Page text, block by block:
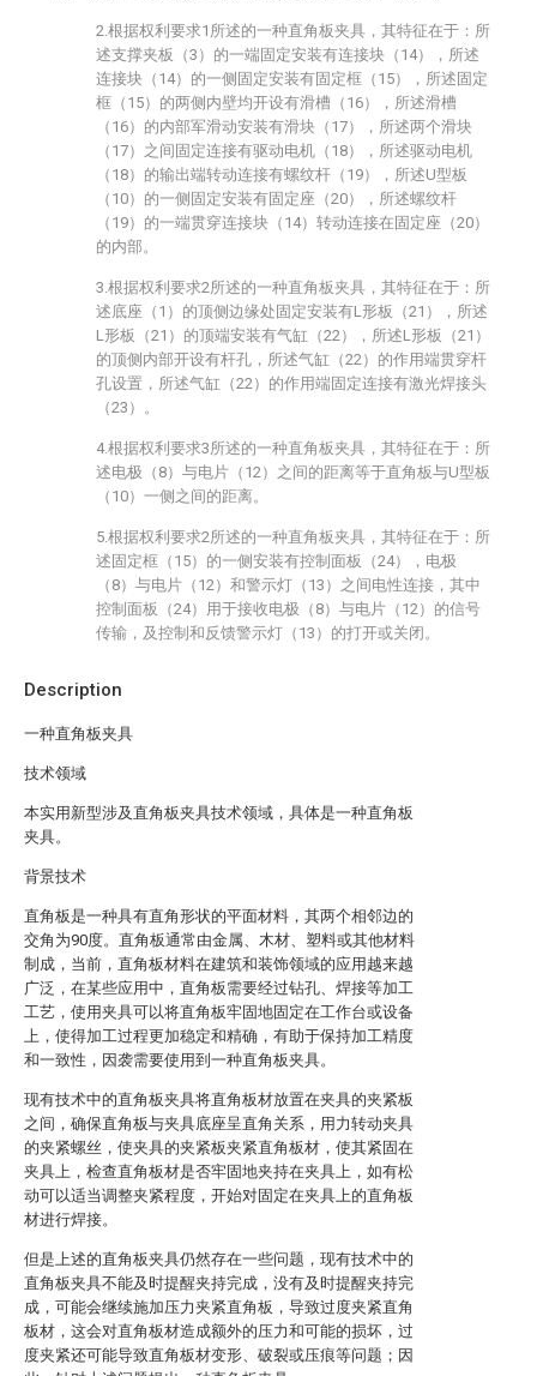
Description
一种直角板夹具
技术领域
本实用新型涉及直角板夹具技术领域，具体是一种直角板
夹具。
背景技术
直角板是一种具有直角形状的平面材料，其两个相邻边的
交角为90度。直角板通常由金属、木材、塑料或其他材料
制成，当前，直角板材料在建筑和装饰领域的应用越来越
广泛，在某些应用中，直角板需要经过钻孔、焊接等加工
工艺，使用夹具可以将直角板牢固地固定在工作台或设备
上，使得加工过程更加稳定和精确，有助于保持加工精度
和一致性，因袭需要使用到一种直角板夹具。
现有技术中的直角板夹具将直角板材放置在夹具的夹紧板
之间，确保直角板与夹具底座呈直角关系，用力转动夹具
的夹紧螺丝，使夹具的夹紧板夹紧直角板材，使其紧固在
夹具上，检查直角板材是否牢固地夹持在夹具上，如有松
动可以适当调整夹紧程度，开始对固定在夹具上的直角板
材进行焊接。
但是上述的直角板夹具仍然存在一些问题，现有技术中的
直角板夹具不能及时提醒夹持完成，没有及时提醒夹持完
成，可能会继续施加压力夹紧直角板，导致过度夹紧直角
板材，这会对直角板材造成额外的压力和可能的损坏，过
度夹紧还可能导致直角板材变形、破裂或压痕等问题；因
2.根据权利要求1所述的一种直角板夹具，其特征在于：所
述支撑夹板（3）的一端固定安装有连接块（14），所述
连接块（14）的一侧固定安装有固定框（15），所述固定
框（15）的两侧内壁均开设有滑槽（16），所述滑槽
（16）的内部军滑动安装有滑块（17），所述两个滑块
（17）之间固定连接有驱动电机（18），所述驱动电机
（18）的输出端转动连接有螺纹杆（19），所述U型板
（10）的一侧固定安装有固定座（20），所述螺纹杆
（19）的一端贯穿连接块（14）转动连接在固定座（20）
的内部。
3.根据权利要求2所述的一种直角板夹具，其特征在于：所
述底座（1）的顶侧边缘处固定安装有L形板（21），所述
L形板（21）的顶端安装有气缸（22），所述L形板（21）
的顶侧内部开设有杆孔，所述气缸（22）的作用端贯穿杆
孔设置，所述气缸（22）的作用端固定连接有激光焊接头
（23）。
4.根据权利要求3所述的一种直角板夹具，其特征在于：所
述电极（8）与电片（12）之间的距离等于直角板与U型板
（10）一侧之间的距离。
5.根据权利要求2所述的一种直角板夹具，其特征在于：所
述固定框（15）的一侧安装有控制面板（24），电极
（8）与电片（12）和警示灯（13）之间电性连接，其中
控制面板（24）用于接收电极（8）与电片（12）的信号
传输，及控制和反馈警示灯（13）的打开或关闭。